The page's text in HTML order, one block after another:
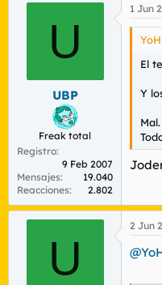
U
UBP
Freak total
Registro
9 Feb 2007
Mensajes
19.040
Reacciones
2.802
1 Jun
El
Y
Mal.
U
2 Jun